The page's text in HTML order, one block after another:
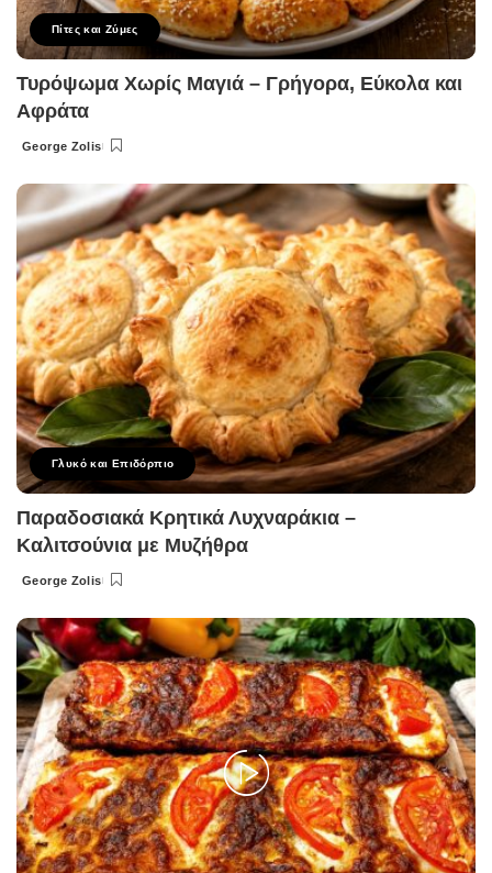
Πίτες και Ζύμες
Τυρόψωμα Χωρίς Μαγιά – Γρήγορα, Εύκολα και
Αφράτα
Posted
George Zolis
Γλυκό και Επιδόρπιο
Παραδοσιακά Κρητικά Λυχναράκια –
Καλιτσούνια με Μυζήθρα
Posted
George Zolis